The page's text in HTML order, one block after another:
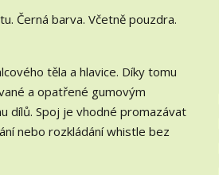
Černá barva. Včetně pouzdra.
těla a hlavice. Díky tomu
a opatřené gumovým
dílů. Spoj je vhodné promazávat
nebo rozkládání whistle bez